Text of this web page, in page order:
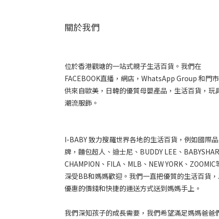
關於我們
位於香港觀塘的一站式親子生活百貨。我們在
FACEBOOK直播，網店，WhatsApp Group 和門
供來自歐美，日韓的優質母嬰產品，生活百貨，玩
潮流服飾。
I-BABY 致力搜羅世界各地的生活百貨，例如國際品
牌，麵包超人、迪士尼、BUDDY LEE、
CHAMPION、FILA、MLB、NEW YORK、ZOOMIC
深受BB和媽媽歡迎。我們一直把優質的生活百貨
優惠的價錢和快捷的運送方式送到媽媽手上。
我們深知孩子的成長需要，我們希望滿足媽媽爸爸